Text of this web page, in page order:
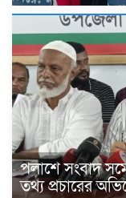
পলাশে সংবাদ
তথ্য প্রচারের